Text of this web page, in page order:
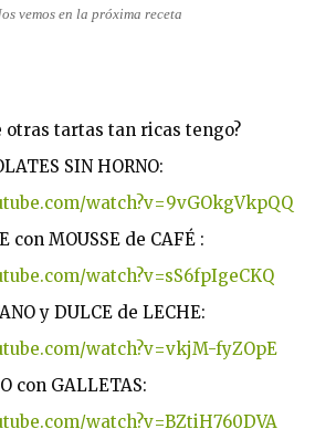
vemos en la próxima receta
otras tartas tan ricas tengo?
watch?v=9vGOkgVkpQQ
watch?v=sS6fpIgeCKQ
watch?v=vkjM-fyZOpE
watch?v=BZtiH760DVA